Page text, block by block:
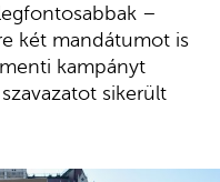
–
két mandátumot is
kampányt
sikerült